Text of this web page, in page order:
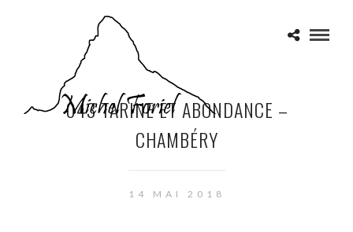
043 TARINE ET ABONDANCE –
CHAMBÉRY
14 MAI 2018